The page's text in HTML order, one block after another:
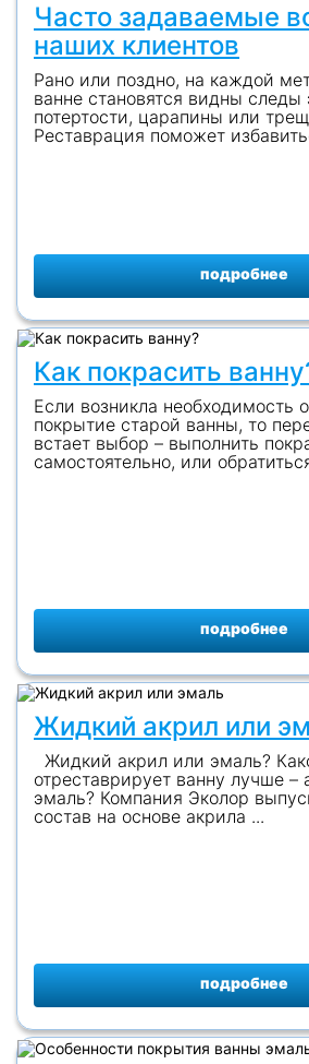
Часто задаваемые
наших клиентов
Рано или поздно, на каждой
ванне становятся видны следы
потертости, царапины или
Реставрация поможет
подробнее
Как покрасить
Если возникла необходимость
покрытие старой ванны, то
встает выбор – выполнить
самостоятельно, или
подробнее
Жидкий акрил или
Жидкий акрил или эмаль?
отреставрирует ванну лучше –
эмаль? Компания Эколор
состав на основе акрила ...
подробнее